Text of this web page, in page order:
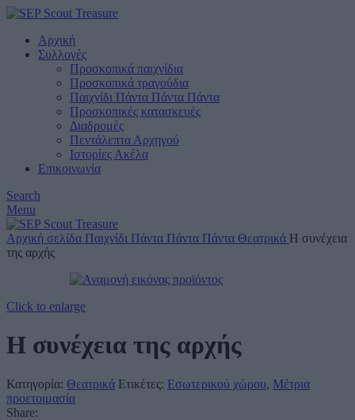
Αρχική
Συλλογές
Προσκοπικά παιχνίδια
Προσκοπικά τραγούδια
Παιχνίδι Πάντα Πάντα Πάντα
Προσκοπικές κατασκευές
Διαδρομές
Πεντάλεπτα Αρχηγού
Ιστορίες Ακέλα
Επικοινωνία
Search
Menu
Αρχική σελίδα Παιχνίδι Πάντα Πάντα Πάντα Θεατρικά Η συνέχεια
της αρχής
Click to enlarge
Η συνέχεια της αρχής
Κατηγορία: Θεατρικά Ετικέτες: Εσωτερικού χώρου, Μέτρια
προετοιμασία
Share: